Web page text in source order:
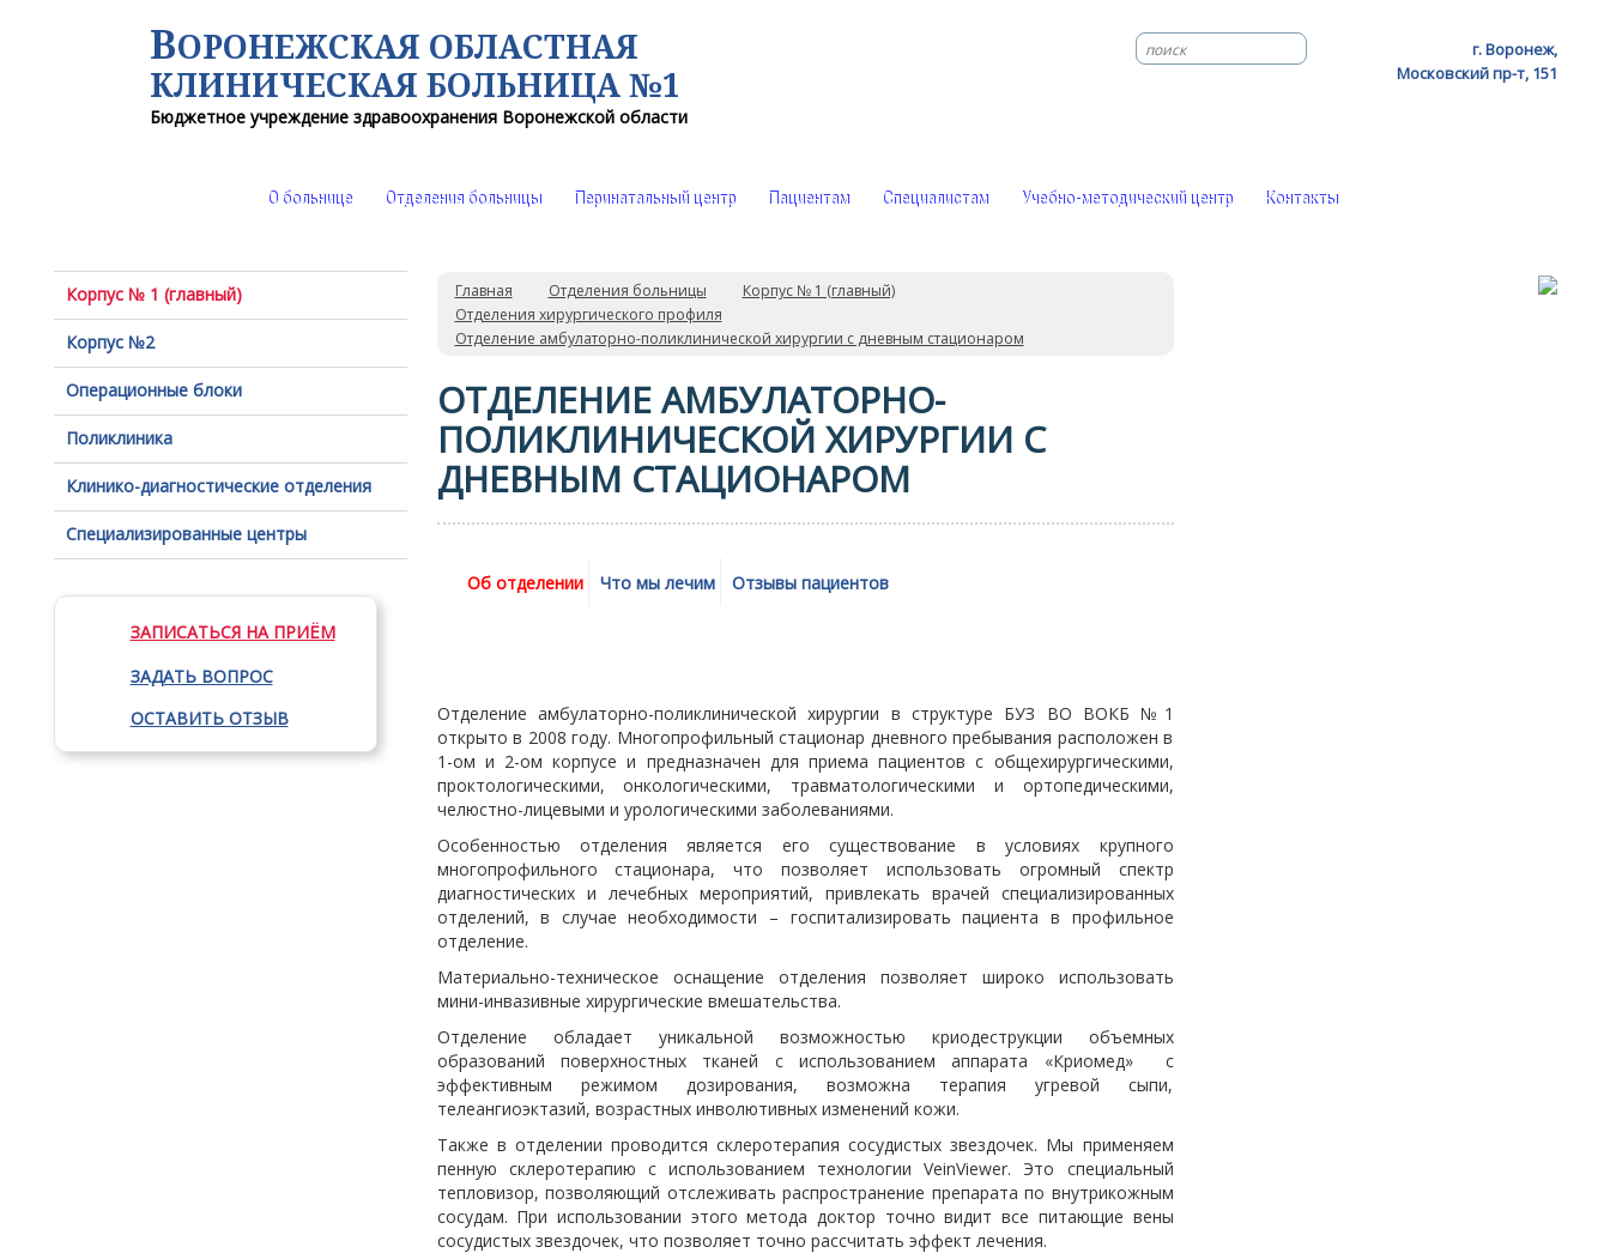
ВОРОНЕЖСКАЯ ОБЛАСТНАЯ
КЛИНИЧЕСКАЯ БОЛЬНИЦА №1
Бюджетное учреждение здравоохранения Воронежской области
г. Воронеж,
Московский пр-т, 151
О больнице Отделения больницы Перинатальный центр Пациентам Специалистам Учебно-методический центр Контакты
Корпус № 1 (главный)
Корпус №2
Операционные блоки
Поликлиника
Клинико-диагностические отделения
Специализированные центры
ЗАПИСАТЬСЯ НА ПРИЁМ
ЗАДАТЬ ВОПРОС
ОСТАВИТЬ ОТЗЫВ
Главная Отделения больницы
Корпус № 1 (главный)
Отделения хирургического профиля
Отделение амбулаторно-поликлинической хирургии с дневным стационаром
ОТДЕЛЕНИЕ АМБУЛАТОРНО-
ПОЛИКЛИНИЧЕСКОЙ ХИРУРГИИ С
ДНЕВНЫМ СТАЦИОНАРОМ
Об отделении Что мы лечим Отзывы пациентов
Отделение амбулаторно-поликлинической хирургии в структуре БУЗ ВО ВОКБ №1
открыто в 2008 году. Многопрофильный стационар дневного пребывания расположен в
1-ом и 2-ом корпусе и предназначен для приема пациентов с общехирургическими,
проктологическими, онкологическими, травматологическими и ортопедическими,
челюстно-лицевыми и урологическими заболеваниями.
Особенностью отделения является его существование в условиях крупного
многопрофильного стационара, что позволяет использовать огромный спектр
диагностических и лечебных мероприятий, привлекать врачей специализированных
отделений, в случае необходимости – госпитализировать пациента в профильное
отделение.
Материально-техническое оснащение отделения позволяет широко использовать
мини-инвазивные хирургические вмешательства.
Отделение обладает уникальной возможностью криодеструкции объемных
образований поверхностных тканей с использованием аппарата «Криомед» с
эффективным режимом дозирования, возможна терапия угревой сыпи,
телеангиоэктазий, возрастных инволютивных изменений кожи.
Также в отделении проводится склеротерапия сосудистых звездочек. Мы применяем
пенную склеротерапию с использованием технологии VeinViewer. Это специальный
тепловизор, позволяющий отслеживать распространение препарата по внутрикожным
сосудам. При использовании этого метода доктор точно видит все питающие вены
сосудистых звездочек, что позволяет точно рассчитать эффект лечения.